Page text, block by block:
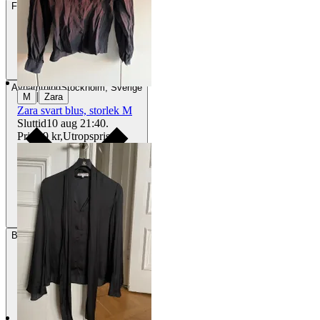
Frakt 84 kr DSV
AvhämtningStockholm, Sverige
Betalning
M | Zara
Zara svart blus, storlek M
Sluttid10 aug 21:40.
Pris:
99 kr,Utropspris.